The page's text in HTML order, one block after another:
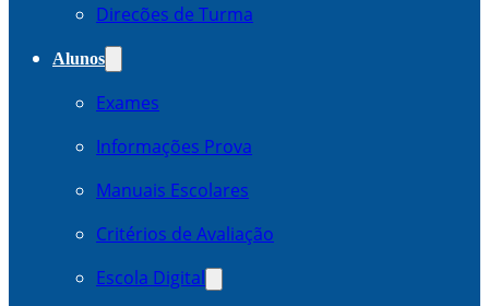
Direcões de Turma
Alunos
Exames
Informações Prova
Manuais Escolares
Critérios de Avaliação
Escola Digital